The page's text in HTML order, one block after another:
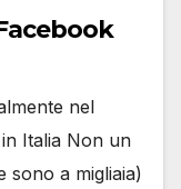
nel
Italia Non un
sono a migliaia)